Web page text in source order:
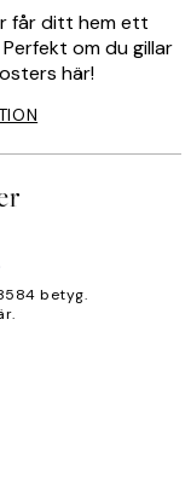
får ditt hem ett
om du gillar
här!
betyg.